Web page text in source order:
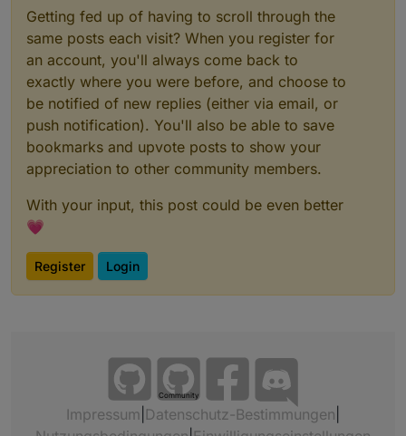
Getting fed up of having to scroll through the
same posts each visit? When you register for
an account, you'll always come back to
exactly where you were before, and choose to
be notified of new replies (either via email, or
push notification). You'll also be able to save
bookmarks and upvote posts to show your
appreciation to other community members.
With your input, this post could be even better
💗
Register Login
Community
Impressum Datenschutz-Bestimmungen